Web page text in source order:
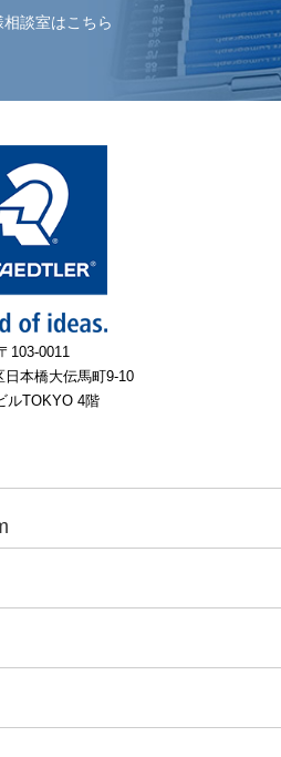
相談室はこちら
103-0011
日本橋大伝馬町9-10
ルTOKYO 4階